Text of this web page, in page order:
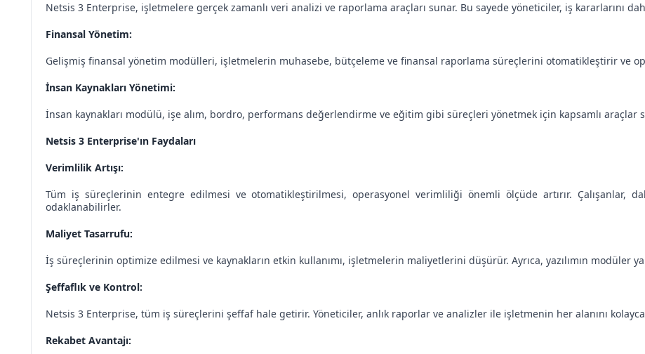
Netsis 3 Enterprise, işletmelere gerçek zamanlı veri analizi ve raporlama araçları sunar. Bu sayede yöneticiler, iş kararlarını
Finansal Yönetim:
Gelişmiş finansal yönetim modülleri, işletmelerin muhasebe, bütçeleme ve finansal raporlama süreçlerini otomatikleştirir ve
İnsan Kaynakları Yönetimi:
İnsan kaynakları modülü, işe alım, bordro, performans değerlendirme ve eğitim gibi süreçleri yönetmek için kapsamlı araçlar
Netsis 3 Enterprise'ın Faydaları
Verimlilik Artışı:
Tüm iş süreçlerinin entegre edilmesi ve otomatikleştirilmesi, operasyonel verimliliği önemli ölçüde artırır. Çalışanlar,
odaklanabilirler.
Maliyet Tasarrufu:
İş süreçlerinin optimize edilmesi ve kaynakların etkin kullanımı, işletmelerin maliyetlerini düşürür. Ayrıca, yazılımın modüler
Şeffaflık ve Kontrol:
Netsis 3 Enterprise, tüm iş süreçlerini şeffaf hale getirir. Yöneticiler, anlık raporlar ve analizler ile işletmenin her alanını
Rekabet Avantajı: